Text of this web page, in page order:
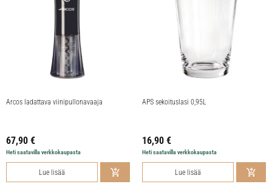
Arcos ladattava viinipullonavaaja
67,90 €
Heti saatavilla verkkokaupasta
Lue lisää
APS sekoituslasi 0,95L
16,90 €
Heti saatavilla verkkokaupasta
Lue lisää